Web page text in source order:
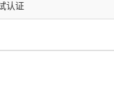
认证